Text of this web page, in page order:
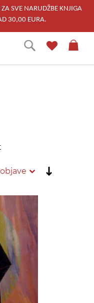
SVE NARUDŽBE KNJIGA
30,00 EURA.
Traži